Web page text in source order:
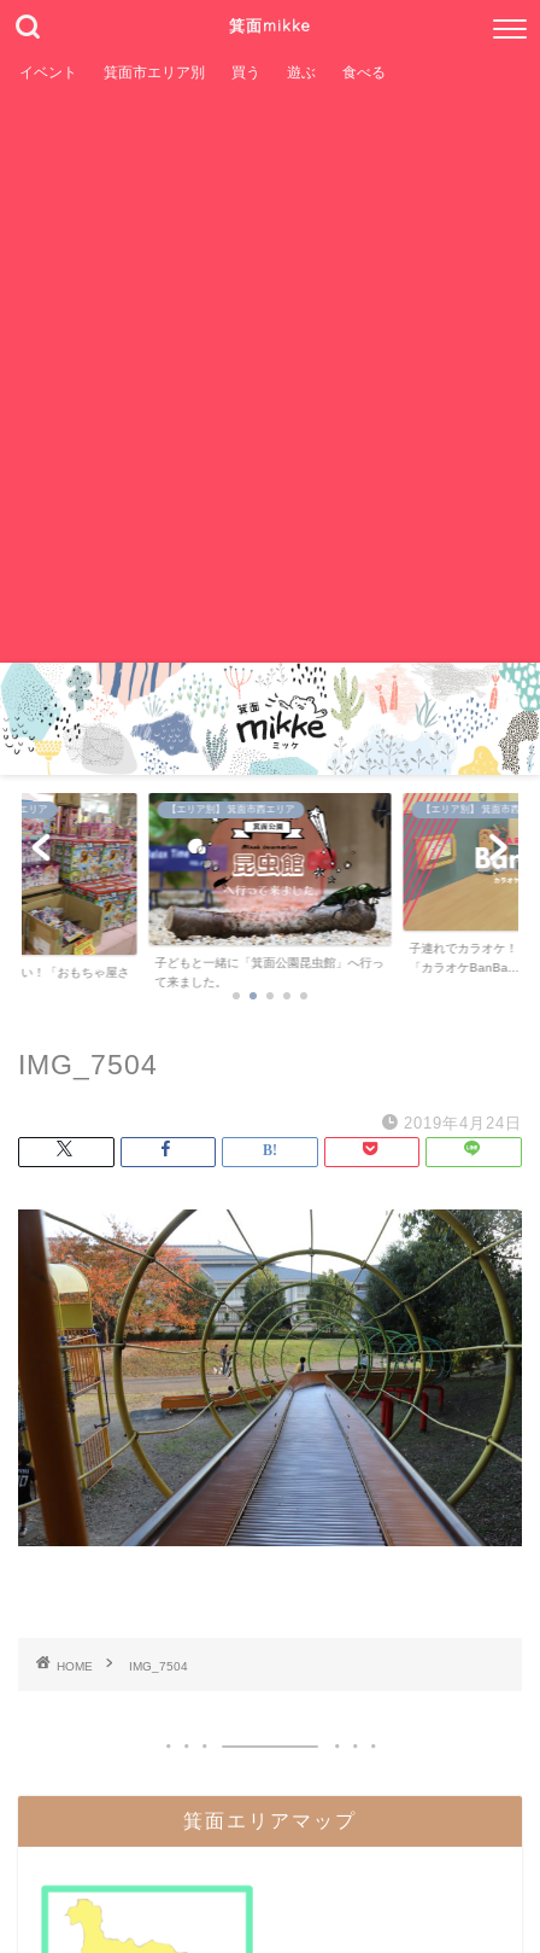
箕面mikke
イベント 箕面市エリア別 買う 遊ぶ 食べる
。
央エリア
安い！「おもちゃ屋さ
【エリア別】 箕面市西エリア
子どもと一緒に「箕面公園昆虫館」へ行っ
て来ました。
【エリア別】 箕面市西エ
子連れでカラオケ！キ
「カラオケBanBa...
IMG_7504
2019年4月24日
HOME IMG_7504
箕面エリアマップ